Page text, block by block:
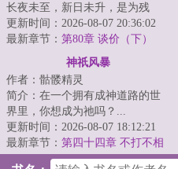
长夜未至，新日未升，是为残
昼。在这个神灾多得像路边野狗
的时代，有人试图...
更新时间：2026-08-07 20:36:02
最新章节： 第80章 谈价（下）
神祇风暴
作者：骷髅精灵
简介：在一个拥有成神道路的世
界里，你想成为祂吗？...
更新时间：2026-08-07 18:12:21
最新章节： 第四十四章 不打不相